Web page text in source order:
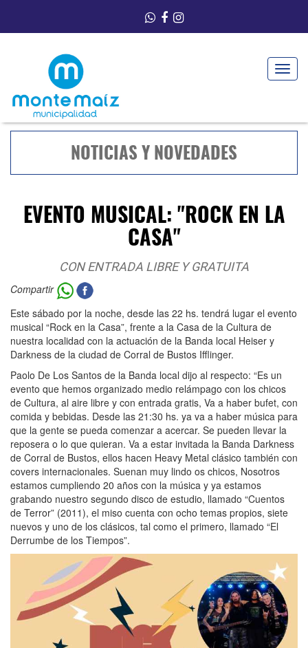
Toggle
NOTICIAS Y NOVEDADES
EVENTO MUSICAL: "ROCK EN LA
CASA"
CON ENTRADA LIBRE Y GRATUITA
Compartir
Este sábado por la noche, desde las 22 hs. tendrá lugar el evento
musical “Rock en la Casa”, frente a la Casa de la Cultura de
nuestra localidad con la actuación de la Banda local Heiser y
Darkness de la ciudad de Corral de Bustos Ifflinger.
Paolo De Los Santos de la Banda local dijo al respecto: “Es un
evento que hemos organizado medio relámpago con los chicos
de Cultura, al aire libre y con entrada gratis, Va a haber bufet, con
comida y bebidas. Desde las 21:30 hs. ya va a haber música para
que la gente se pueda comenzar a acercar. Se pueden llevar la
reposera o lo que quieran. Va a estar invitada la Banda Darkness
de Corral de Bustos, ellos hacen Heavy Metal clásico también con
covers internacionales. Suenan muy lindo os chicos, Nosotros
estamos cumpliendo 20 años con la música y ya estamos
grabando nuestro segundo disco de estudio, llamado “Cuentos
de Terror” (2011), el miso cuenta con ocho temas propios, siete
nuevos y uno de los clásicos, tal como el primero, llamado “El
Derrumbe de los Tiempos”.